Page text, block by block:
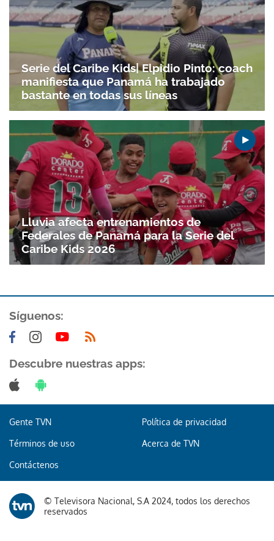
Gracias por suscribirte a nuestro boletín.
Serie del Caribe Kids| Elpidio Pinto: coach
manifiesta que Panamá ha trabajado
bastante en todas sus líneas
Lluvia afecta entrenamientos de
Federales de Panamá para la Serie del
Caribe Kids 2026
Síguenos:
Descubre nuestras apps:
Gente TVN Política de privacidad
Términos de uso Acerca de TVN
Contáctenos
© Televisora Nacional, S.A 2024, todos los derechos
reservados